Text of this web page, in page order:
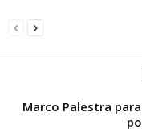
Marco Palestra